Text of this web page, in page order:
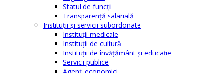
Statul de funcții
Transparență salarială
Instituţii şi servicii subordonate
Instituţii medicale
Instituţii de cultură
Instituţii de învăţământ şi educaţie
Servicii publice